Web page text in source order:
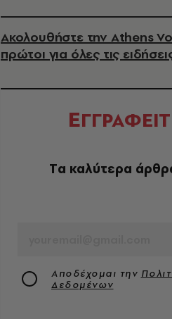
Ακολουθήστε την Athens
πρώτοι για όλες τις
Ε
Tα καλύτερα
Αποδέχομαι την
Δεδομένων